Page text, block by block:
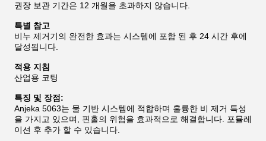
권장 보관 기간은 12 개월을 초과하지 않습니다.
특별 참고
비누 제거기의 완전한 효과는 시스템에 포함 된 후 24 시간 후에
달성됩니다.
적용 지침
산업용 코팅
특징 및 장점:
Anjeka 5063는 물 기반 시스템에 적합하며 훌륭한 비 제거 특성
을 가지고 있으며, 핀홀의 위험을 효과적으로 해결합니다. 포뮬레
이션 후 추가 할 수 있습니다.